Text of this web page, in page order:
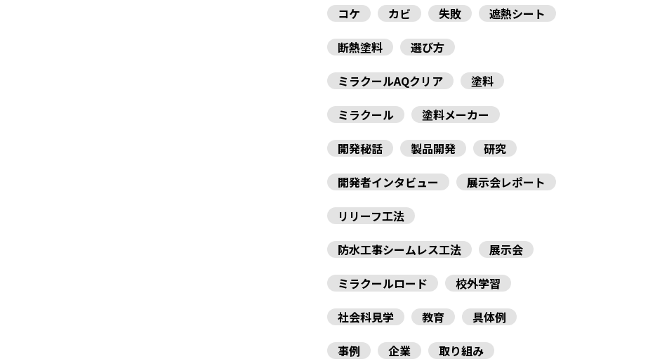
コケ
カビ 失敗
遮熱シート
断熱塗料
選び方
ミラクールAQクリア
塗料
ミラクール
塗料メーカー
開発秘話
製品開発
研究
開発者インタビュー
展示会レポート
リリーフ工法
防水工事シームレス工法
展示会
ミラクールロード
校外学習
社会科見学
教育
具体例
事例
企業
取り組み